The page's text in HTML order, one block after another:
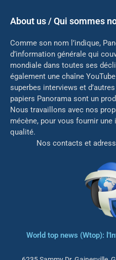
About us / Qui sommes
Comme son nom l’indique,
d’information générale qui
mondiale dans toutes ses
également une chaîne
superbes interviews et
papiers Panorama sont un
Nous travaillons avec nos
mécène, pour vous fournir
qualité.
Nos contacts et
World top news (Wtop):